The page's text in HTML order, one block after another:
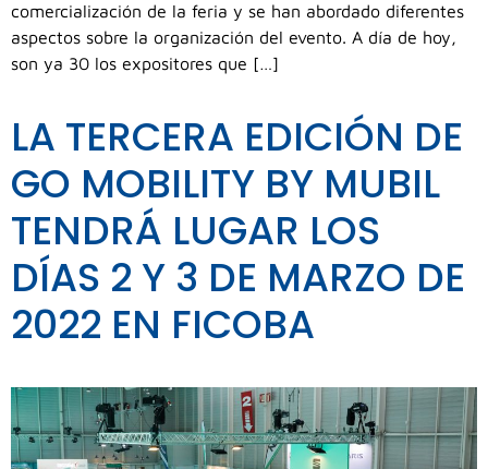
comercialización de la feria y se han abordado diferentes
aspectos sobre la organización del evento. A día de hoy,
son ya 30 los expositores que […]
LA TERCERA EDICIÓN DE
GO MOBILITY BY MUBIL
TENDRÁ LUGAR LOS
DÍAS 2 Y 3 DE MARZO DE
2022 EN FICOBA